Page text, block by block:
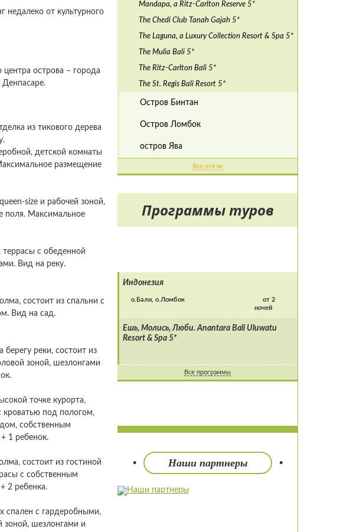
от культурного
острова – города
из тикового дерева
детской комнаты
размещение
size и рабочей зоной,
поля. Максимальное
террасы с обеденной
Вид на реку.
состоит из спальни с
Вид на сад.
реки, состоит из
зоной, шезлонгами
точке курорта,
кроватью под пологом,
собственным
1 ребенок.
состоит из гостиной
с собственным
2 ребенка.
спален с гардеробными,
зоной, шезлонгами и
Mandapa, a Ritz-Carlton Reserve 5*
The Chedi Club Tanah Gajah 5*
The Laguna, a Luxury Collection Resort & Spa 5*
The Mulia Bali 5*
The Ritz-Carlton Bali 5*
The St. Regis Bali Resort 5*
Остров Бинтан
Остров Ломбок
остров Ява
Все отели
Программы туров
Индонезия
о.Бали, о.Ломбок
от 2
ночей
Ешь, Молись, Люби. Anantara Bali Uluwatu
Resort & Spa 5*
Все программы
Наши партнеры